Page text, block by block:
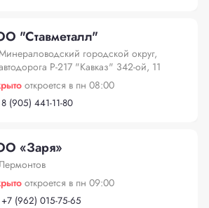
"Ставметалл"
городской округ,
Р-217 "Кавказ" 342-ой, 11
откроется в пн 08:00
8 (905) 441-11-80
«Заря»
откроется в пн 09:00
+7 (962) 015-75-65